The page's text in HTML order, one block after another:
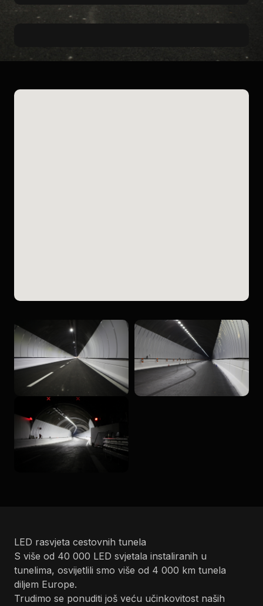
LED rasvjeta cestovnih tunela
S više od 40 000 LED svjetala instaliranih u
tunelima, osvijetlili smo više od 4 000 km tunela
diljem Europe.
Trudimo se ponuditi još veću učinkovitost naših